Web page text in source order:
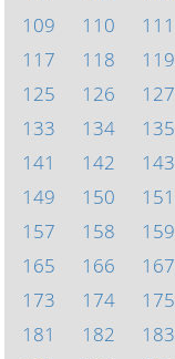
109
110 111
117
118 119
125
126 127
133
134 135
141
142 143
149
150 151
157
158 159
165
166 167
173
174 175
181
182 183